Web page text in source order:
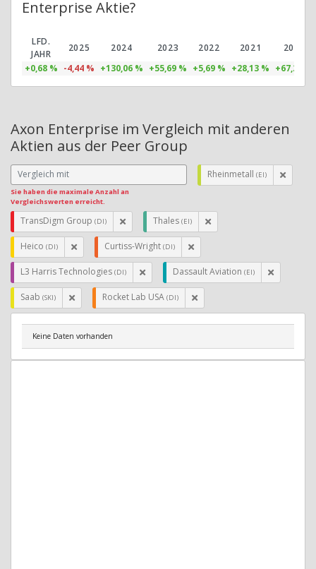
Enterprise Aktie?
LFD.
JAHR
2025 2024 2023 2022 2021
2020
+0,68 % -4,44 % +130,06 % +55,69 % +5,69 % +28,13 % +67,21 %
Axon Enterprise im Vergleich mit anderen
Aktien aus der Peer Group
Sie haben die maximale Anzahl an
Vergleichswerten erreicht.
Rheinmetall (EI)
TransDigm Group (DI) Thales (EI)
Heico (DI) Curtiss-Wright (DI)
L3 Harris Technologies (DI) Dassault Aviation (EI)
Saab (SKI) Rocket Lab USA (DI)
Keine Daten vorhanden